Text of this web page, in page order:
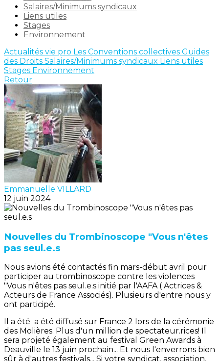
Salaires/Minimums syndicaux
Liens utiles
Stages
Environnement
Actualités vie pro Les Conventions collectives Guides
des Droits Salaires/Minimums syndicaux Liens utiles
Stages Environnement
Retour
Emmanuelle VILLARD
12 juin 2024
Nouvelles du Trombinoscope "Vous n'êtes
pas seul.e.s
Nous avions été contactés fin mars-début avril pour
participer au trombinoscope contre les violences
"Vous n'êtes pas seul.e.s initié par l'AAFA ( Actrices &
Acteurs de France Associés). Plusieurs d'entre nous y
ont participé.
Il a été a été diffusé sur France 2 lors de la cérémonie
des Molières. Plus d'un million de spectateur.rices! Il
sera projeté également au festival Green Awards à
Deauville le 13 juin prochain... Et nous l'enverrons bien
sûr à d'autres festivals... Si votre syndicat, association,